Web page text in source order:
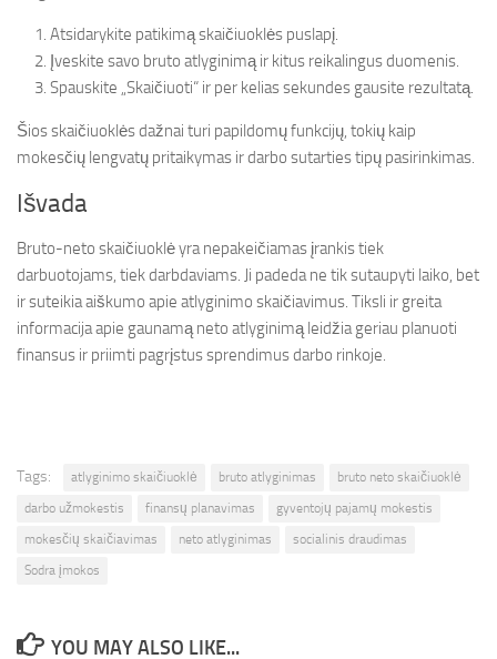
Atsidarykite patikimą skaičiuoklės puslapį.
Įveskite savo bruto atlyginimą ir kitus reikalingus duomenis.
Spauskite „Skaičiuoti“ ir per kelias sekundes gausite rezultatą.
Šios skaičiuoklės dažnai turi papildomų funkcijų, tokių kaip
mokesčių lengvatų pritaikymas ir darbo sutarties tipų pasirinkimas.
Išvada
Bruto-neto skaičiuoklė yra nepakeičiamas įrankis tiek
darbuotojams, tiek darbdaviams. Ji padeda ne tik sutaupyti laiko, bet
ir suteikia aiškumo apie atlyginimo skaičiavimus. Tiksli ir greita
informacija apie gaunamą neto atlyginimą leidžia geriau planuoti
finansus ir priimti pagrįstus sprendimus darbo rinkoje.
Tags: atlyginimo skaičiuoklė bruto atlyginimas
bruto neto skaičiuoklė
darbo užmokestis
finansų planavimas
gyventojų pajamų mokestis
mokesčių skaičiavimas
neto atlyginimas
socialinis draudimas
Sodra įmokos
YOU MAY ALSO LIKE...